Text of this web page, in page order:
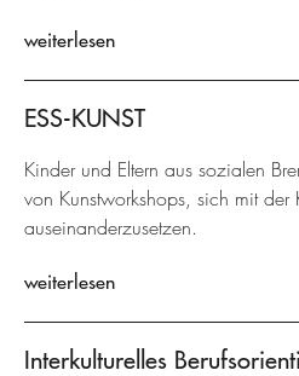
weiterlesen
ESS-KUNST
Kinder und Eltern aus sozialen
von Kunstworkshops, sich mit der
auseinanderzusetzen.
weiterlesen
Interkulturelles